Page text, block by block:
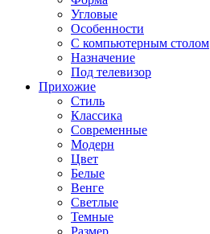
Угловые
Особенности
С компьютерным столом
Назначение
Под телевизор
Прихожие
Стиль
Классика
Современные
Модерн
Цвет
Белые
Венге
Светлые
Темные
Размер